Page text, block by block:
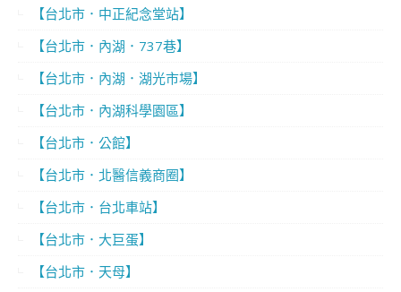
【台北市．中正紀念堂站】
【台北市．內湖．737巷】
【台北市．內湖．湖光市場】
【台北市．內湖科學園區】
【台北市．公館】
【台北市．北醫信義商圈】
【台北市．台北車站】
【台北市．大巨蛋】
【台北市．天母】